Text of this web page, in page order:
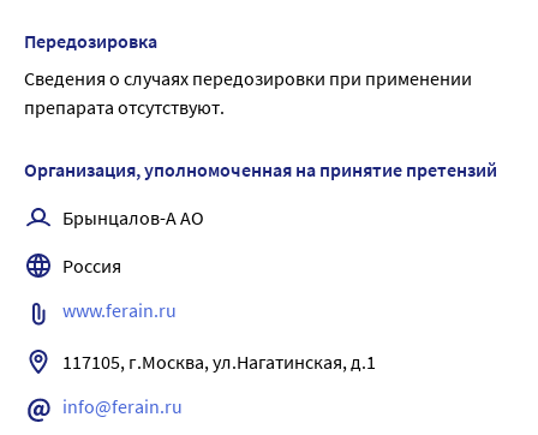
Передозировка
Сведения о случаях передозировки при применении
препарата отсутствуют.
Организация, уполномоченная на принятие претензий
Брынцалов-А АО
Россия
www.ferain.ru
117105, г.Москва, ул.Нагатинская, д.1
info@ferain.ru